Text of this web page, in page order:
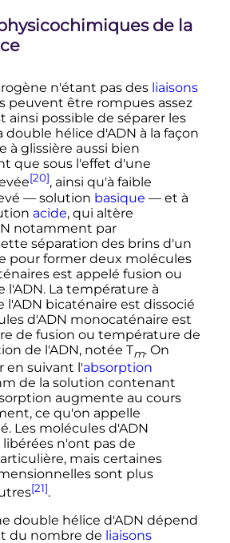
de la
n'étant pas des liaisons
peuvent être rompues assez
ainsi possible de séparer les
double hélice d'ADN à la façon
à glissière aussi bien
que sous l'effet d'une
[20], ainsi qu'à faible
— solution basique — et à
acide, qui altère
notamment par
séparation des brins d'un
pour former deux molécules
est appelé fusion ou
l'ADN. La température à
l'ADN bicaténaire est dissocié
d'ADN monocaténaire est
de fusion ou température de
de l'ADN, notée Tm. On
en suivant l'absorption
de la solution contenant
augmente au cours
ce qu'on appelle
Les molécules d'ADN
n'ont pas de
mais certaines
sont plus
[21].
double hélice d'ADN dépend
du nombre de liaisons